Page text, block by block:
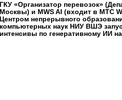
ГКУ «Организатор перевозок»
Москвы) и MWS AI (входит в МТС
Центром непрерывного
компьютерных наук НИУ ВШЭ
интенсивы по генеративному ИИ